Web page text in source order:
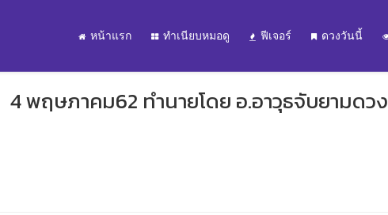
หน้าแรก ทำเนียบหมอดู ฟีเจอร์ ดวงวันนี้
4 พฤษภาคม62 ทำนายโดย อ.อาวุธจับยามดวง